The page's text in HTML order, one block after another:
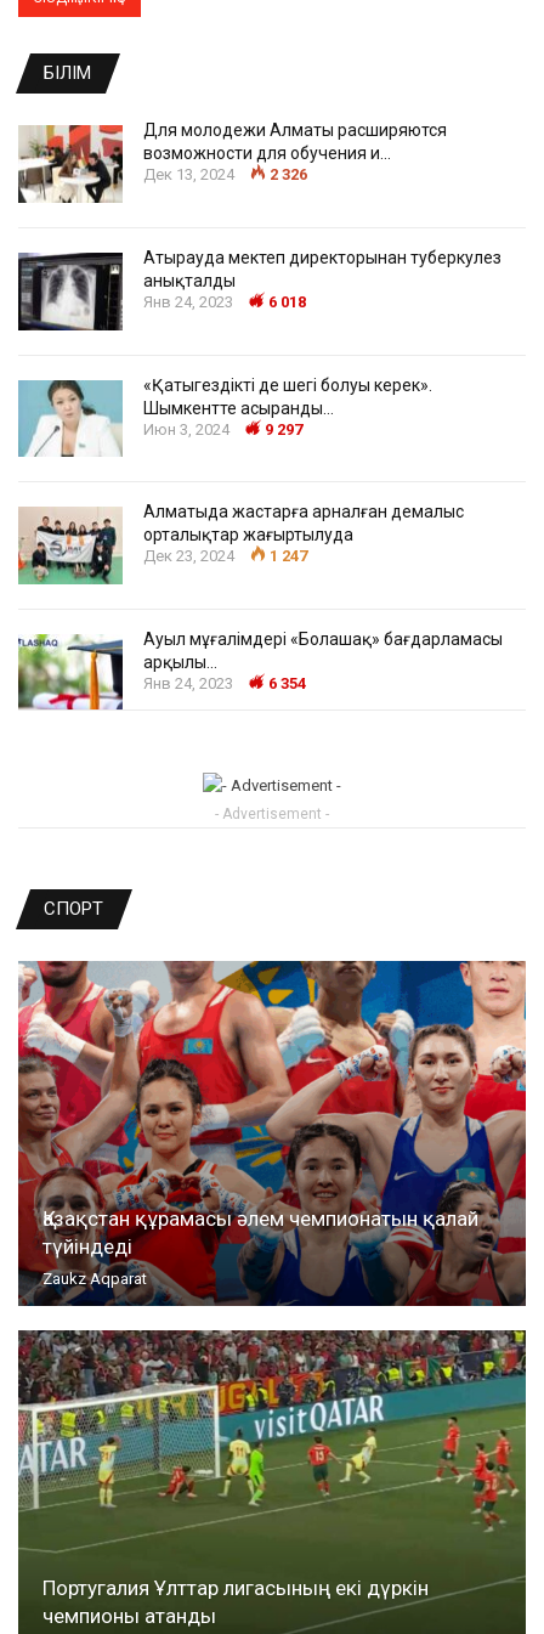
БІЛІМ
Для молодежи Алматы расширяются
возможности для обучения и…
Дек 13, 2024 2 326
Атырауда мектеп директорынан туберкулез
анықталды
Янв 24, 2023 6 018
«Қатыгездіктің де шегі болуы керек».
Шымкентте асыранды…
Июн 3, 2024 9 297
Алматыда жастарға арналған демалыс
орталықтар жаңғыртылуда
Дек 23, 2024 1 247
Ауыл мұғалімдері «Болашақ» бағдарламасы
арқылы…
Янв 24, 2023 6 354
- Advertisement -
СПОРТ
Қазақстан құрамасы әлем чемпионатын қалай
түйіндеді
Zaukz Aqparat
Португалия Ұлттар лигасының екі дүркін
чемпионы атанды